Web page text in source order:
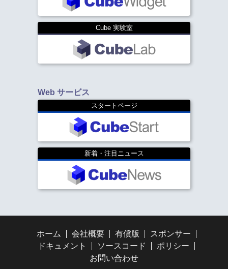
Cube 実験室
Web サービス
スタートページ
新着・注目ニュース
ホーム 会社概要 有償版
スポンサー
ドキュメント
ソースコード
ポリシー
お問い合わせ